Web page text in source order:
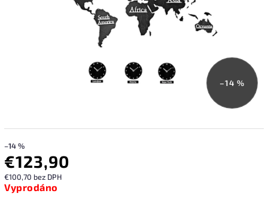
–14 %
–14 %
€123,90
€100,70 bez DPH
Vyprodáno